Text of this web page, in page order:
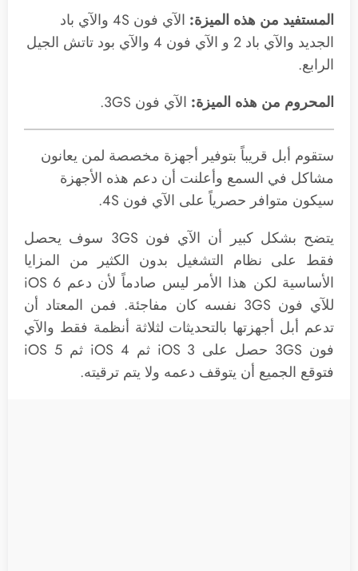
المستفيد من هذه الميزة:
الآي فون 4S والآي باد
الجديد والآي باد 2 و الآي فون 4 والآي بود تاتش الجيل
الرابع.
المحروم من هذه الميزة: الآي فون 3GS.
ستقوم أبل قريباً بتوفير أجهزة مخصصة لمن يعانون
مشاكل في السمع وأعلنت أن دعم هذه الأجهزة
سيكون متوافر حصرياً على الآي فون 4S.
يتضح بشكل كبير أن الآي فون 3GS سوف يحصل
فقط على نظام التشغيل بدون الكثير من المزايا
الأساسية لكن هذا الأمر ليس صادماً لأن دعم iOS 6
للآي فون 3GS نفسه كان مفاجئة. فمن المعتاد أن
تدعم أبل أجهزتها بالتحديثات لثلاثة أنظمة فقط والآي
فون 3GS حصل على iOS 3 ثم iOS 4 ثم iOS 5
فتوقع الجميع أن يتوقف دعمه ولا يتم ترقيته.